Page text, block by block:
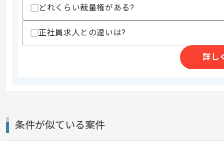
上記に似た経験やスキルをお持ちであれば申
精算条件
有
140時間〜180時間
その他募集要項
商談回数
どれくらい裁量権がある?
正社員求人との違いは?
詳し
条件が似ている案件